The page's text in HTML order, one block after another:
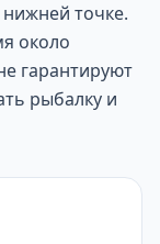
нижней точке.
около
гарантируют
рыбалку и